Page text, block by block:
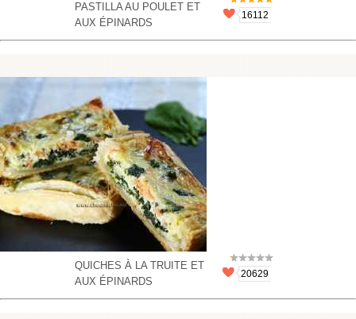
PASTILLA AU POULET ET
AUX ÉPINARDS
16112
QUICHES À LA TRUITE ET
AUX ÉPINARDS
20629